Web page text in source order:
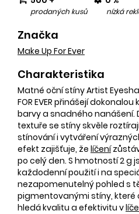
prodaných kusů nízká
Značka
Make Up For Ever
Charakteristika
Matné oční stíny Artist
FOR EVER přinášejí
barvy a snadného nanášení.
textuře se stíny skvěle
stínování i vytváření
efekt zajišťuje, že líčení
po celý den. S hmotností 2 g
každodenní použití i na
nezapomenutelný pohled s
pigmentovanými stíny, které
hledá kvalitu a efektivitu v